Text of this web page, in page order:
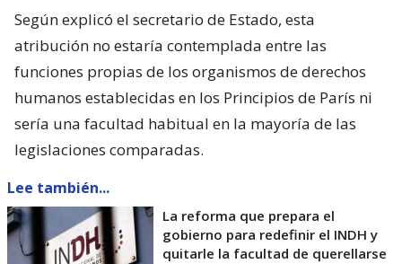
Según explicó el secretario de Estado, esta
atribución no estaría contemplada entre las
funciones propias de los organismos de derechos
humanos establecidas en los Principios de París ni
sería una facultad habitual en la mayoría de las
legislaciones comparadas.
Lee también...
La reforma que prepara el
gobierno para redefinir el INDH y
quitarle la facultad de querellarse